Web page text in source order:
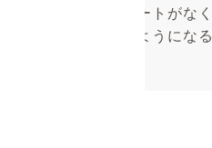
おうちの人のサポートがなく
１人で任せられるようにな